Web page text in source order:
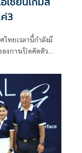
3
ทยเวลานี้กำลังมี
องการเปิดคัดตัว
นเกมส์ 2026" ที่
กันยายน - 4
นที่ทัพเทเบิลเทนนิส
ำนวน 5 คน และ
าง 2 คนของฝ่าย
ดตัวเพิ่มอีกเพียงคน